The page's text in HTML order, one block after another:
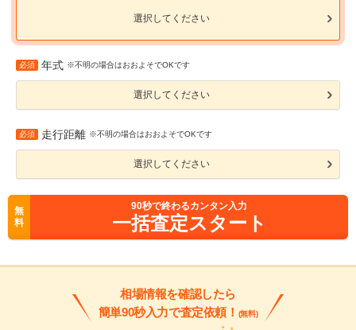
選択してください
必須 年式 ※不明の場合はおおよそでOKです
選択してください
必須 走行距離 ※不明の場合はおおよそでOKです
選択してください
無
料
90秒で終わるカンタン入力
一括査定スタート
相場情報を確認したら
簡単90秒入力で査定依頼！ (無料)